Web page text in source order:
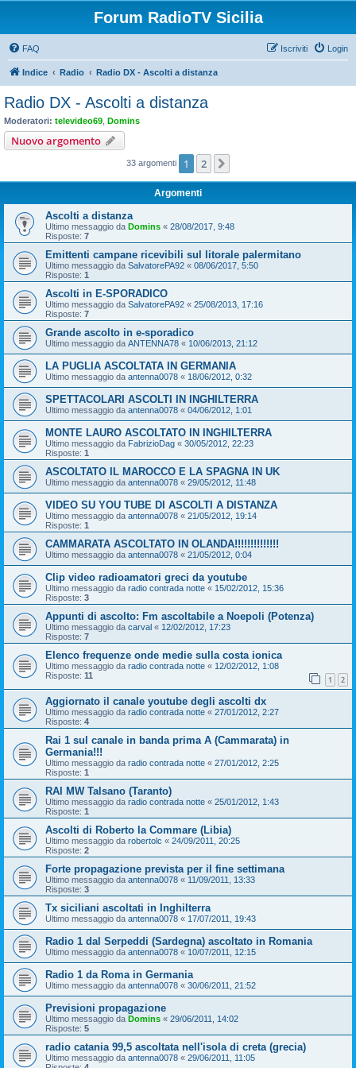
Forum RadioTV Sicilia
FAQ Login
Iscriviti
Indice Radio Radio DX - Ascolti a distanza
Radio DX - Ascolti a distanza
Moderatori: televideo69 Domins
Nuovo argomento
33 argomenti 1 2
Argomenti
Ascolti a distanza
Ultimo messaggio da Domins « 28/08/2017, 9:48
Risposte: 7
Emittenti campane ricevibili sul litorale palermitano
Ultimo messaggio da SalvatorePA92 « 08/06/2017, 5:50
Risposte: 1
Ascolti in E-SPORADICO
Ultimo messaggio da SalvatorePA92 « 25/08/2013, 17:16
Risposte: 7
Grande ascolto in e-sporadico
Ultimo messaggio da ANTENNA78 « 10/06/2013, 21:12
LA PUGLIA ASCOLTATA IN GERMANIA
Ultimo messaggio da antenna0078 « 18/06/2012, 0:32
SPETTACOLARI ASCOLTI IN INGHILTERRA
Ultimo messaggio da antenna0078 « 04/06/2012, 1:01
MONTE LAURO ASCOLTATO IN INGHILTERRA
Ultimo messaggio da FabrizioDag « 30/05/2012, 22:23
Risposte: 1
ASCOLTATO IL MAROCCO E LA SPAGNA IN UK
Ultimo messaggio da antenna0078 « 29/05/2012, 11:48
VIDEO SU YOU TUBE DI ASCOLTI A DISTANZA
Ultimo messaggio da antenna0078 « 21/05/2012, 19:14
Risposte: 1
CAMMARATA ASCOLTATO IN OLANDA!!!!!!!!!!!!!!
Ultimo messaggio da antenna0078 « 21/05/2012, 0:04
Clip video radioamatori greci da youtube
Ultimo messaggio da radio contrada notte « 15/02/2012, 15:36
Risposte: 3
Appunti di ascolto: Fm ascoltabile a Noepoli (Potenza)
Ultimo messaggio da carval « 12/02/2012, 17:23
Risposte: 7
Elenco frequenze onde medie sulla costa ionica
Ultimo messaggio da radio contrada notte « 12/02/2012, 1:08
Risposte: 11 1 2
Aggiornato il canale youtube degli ascolti dx
Ultimo messaggio da radio contrada notte « 27/01/2012, 2:27
Risposte: 4
Rai 1 sul canale in banda prima A (Cammarata) in
Germania!!!
Ultimo messaggio da radio contrada notte « 27/01/2012, 2:25
Risposte: 1
RAI MW Talsano (Taranto)
Ultimo messaggio da radio contrada notte « 25/01/2012, 1:43
Risposte: 1
Ascolti di Roberto la Commare (Libia)
Ultimo messaggio da robertolc « 24/09/2011, 20:25
Risposte: 2
Forte propagazione prevista per il fine settimana
Ultimo messaggio da antenna0078 « 11/09/2011, 13:33
Risposte: 3
Tx siciliani ascoltati in Inghilterra
Ultimo messaggio da antenna0078 « 17/07/2011, 19:43
Radio 1 dal Serpeddi (Sardegna) ascoltato in Romania
Ultimo messaggio da antenna0078 « 10/07/2011, 12:15
Radio 1 da Roma in Germania
Ultimo messaggio da antenna0078 « 30/06/2011, 21:52
Previsioni propagazione
Ultimo messaggio da Domins « 29/06/2011, 14:02
Risposte: 5
radio catania 99,5 ascoltata nell'isola di creta (grecia)
Ultimo messaggio da antenna0078 « 29/06/2011, 11:05